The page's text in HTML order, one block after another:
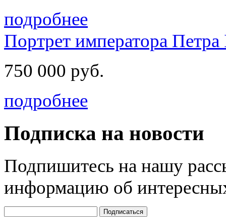
подробнее
Портрет императора Петра
750 000 руб.
подробнее
Подписка на новости
Подпишитесь на нашу
информацию об